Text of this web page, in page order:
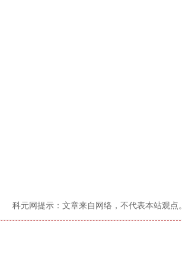
科元网提示：文章来自网络，不代表本站观点。